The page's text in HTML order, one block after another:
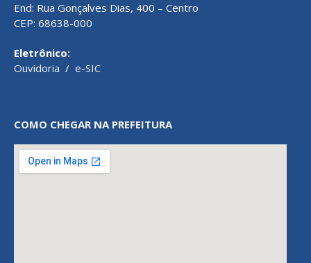
End: Rua Gonçalves Dias, 400 – Centro
CEP: 68638-000
Eletrônico:
Ouvidoria / e-SIC
COMO CHEGAR NA PREFEITURA